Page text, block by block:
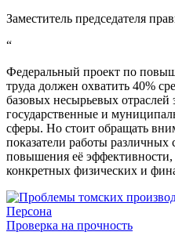
Заместитель председателя
“
Федеральный проект по
труда должен охватить 40%
базовых несырьевых отраслей
государственные и
сферы. Но стоит обращать
показатели работы различных
повышения её
конкретных физических и
Персона
Проверка на прочность